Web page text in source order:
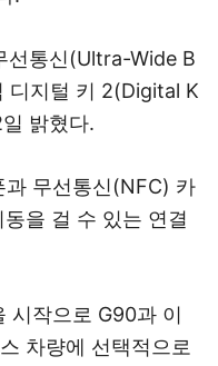
선통신(Ultra-Wide B
디지털 키 2(Digital K
밝혔다.
과 무선통신(NFC) 카
을 걸 수 있는 연결
시작으로 G90과 이
차량에 선택적으로